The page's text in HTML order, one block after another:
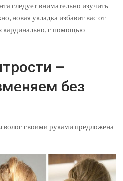
следует внимательно изучить
новая укладка избавит вас от
кардинально, с помощью
–
без
волос своими руками предложена